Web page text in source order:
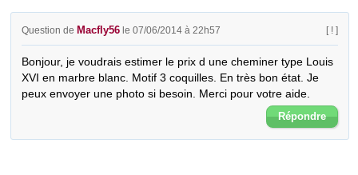
Question de Macfly56 le 07/06/2014 à 22h57 [ ! ]
Bonjour, je voudrais estimer le prix d une cheminer type Louis
XVI en marbre blanc. Motif 3 coquilles. En très bon état. Je
peux envoyer une photo si besoin. Merci pour votre aide.
Répondre